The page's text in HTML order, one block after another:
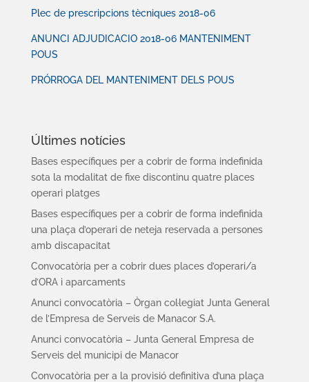
Plec de prescripcions tècniques 2018-06
ANUNCI ADJUDICACIO 2018-06 MANTENIMENT
POUS
PRÓRROGA DEL MANTENIMENT DELS POUS
Últimes notícies
Bases específiques per a cobrir de forma indefinida
sota la modalitat de fixe discontinu quatre places
operari platges
Bases específiques per a cobrir de forma indefinida
una plaça d’operari de neteja reservada a persones
amb discapacitat
Convocatòria per a cobrir dues places d’operari/a
d’ORA i aparcaments
Anunci convocatòria – Òrgan col·legiat Junta General
de l’Empresa de Serveis de Manacor S.A.
Anunci convocatòria – Junta General Empresa de
Serveis del municipi de Manacor
Convocatòria per a la provisió definitiva d’una plaça